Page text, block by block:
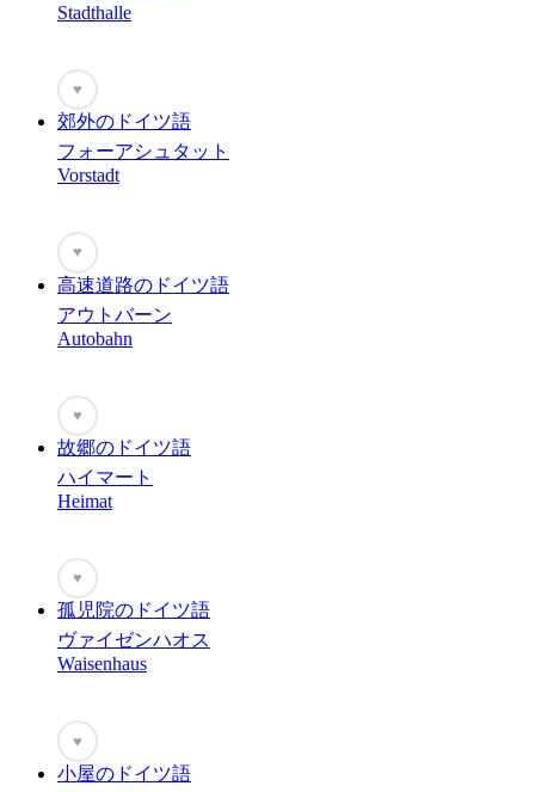
Stadthalle
♥
郊外のドイツ語
フォーアシュタット
Vorstadt
♥
高速道路のドイツ語
アウトバーン
Autobahn
♥
故郷のドイツ語
ハイマート
Heimat
♥
孤児院のドイツ語
ヴァイゼンハオス
Waisenhaus
♥
小屋のドイツ語